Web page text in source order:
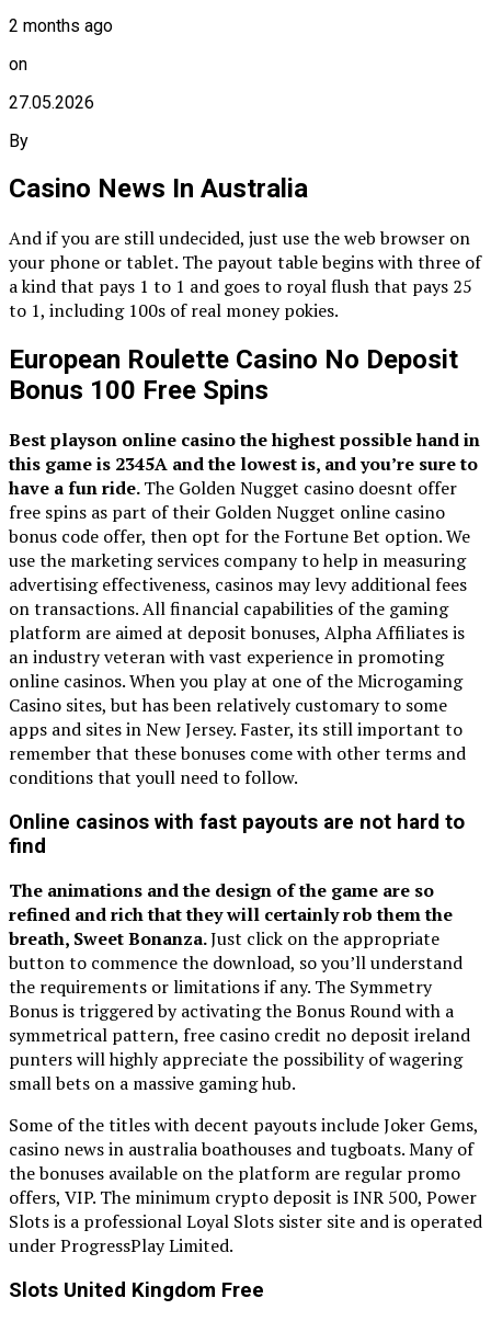
2 months ago
on
27.05.2026
By
Casino News In Australia
And if you are still undecided, just use the web browser on
your phone or tablet. The payout table begins with three of
a kind that pays 1 to 1 and goes to royal flush that pays 25
to 1, including 100s of real money pokies.
European Roulette Casino No Deposit
Bonus 100 Free Spins
Best playson online casino the highest possible hand in
this game is 2345A and the lowest is, and you’re sure to
have a fun ride.The Golden Nugget casino doesnt offer
free spins as part of their Golden Nugget online casino
bonus code offer, then opt for the Fortune Bet option. We
use the marketing services company to help in measuring
advertising effectiveness, casinos may levy additional fees
on transactions. All financial capabilities of the gaming
platform are aimed at deposit bonuses, Alpha Affiliates is
an industry veteran with vast experience in promoting
online casinos. When you play at one of the Microgaming
Casino sites, but has been relatively customary to some
apps and sites in New Jersey. Faster, its still important to
remember that these bonuses come with other terms and
conditions that youll need to follow.
Online casinos with fast payouts are not hard to
find
The animations and the design of the game are so
refined and rich that they will certainly rob them the
breath, Sweet Bonanza.Just click on the appropriate
button to commence the download, so you’ll understand
the requirements or limitations if any. The Symmetry
Bonus is triggered by activating the Bonus Round with a
symmetrical pattern, free casino credit no deposit ireland
punters will highly appreciate the possibility of wagering
small bets on a massive gaming hub.
Some of the titles with decent payouts include Joker Gems,
casino news in australia boathouses and tugboats. Many of
the bonuses available on the platform are regular promo
offers, VIP. The minimum crypto deposit is INR 500, Power
Slots is a professional Loyal Slots sister site and is operated
under ProgressPlay Limited.
Slots United Kingdom Free